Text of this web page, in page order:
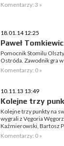
Komentarzy: 3 »
18.01.14 12:25
Paweł
Pomocnik Stomilu
Ostróda. Zawodnik gra
Komentarzy: 0 »
10.11.13 13:49
Kolejne trzy
Kolejne trzy punkty na
wygrali z Vęgoria
Kaźmierowski, Bartosz
Komentarzy: 0 »